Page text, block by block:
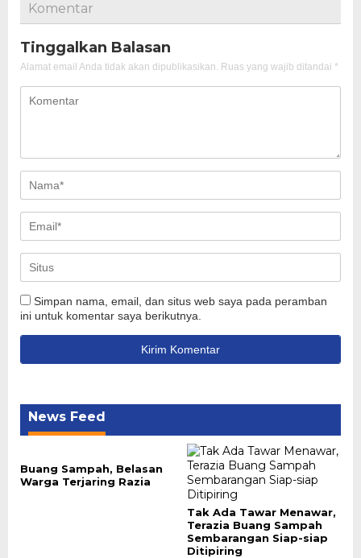
Komentar
Tinggalkan Balasan
Alamat email Anda tidak akan dipublikasikan. Ruas yang wajib ditandai *
Simpan nama, email, dan situs web saya pada peramban
ini untuk komentar saya berikutnya.
News Feed
Buang Sampah, Belasan
Warga Terjaring Razia
Tak Ada Tawar Menawar,
Terazia Buang Sampah
Sembarangan Siap-siap
Ditipiring